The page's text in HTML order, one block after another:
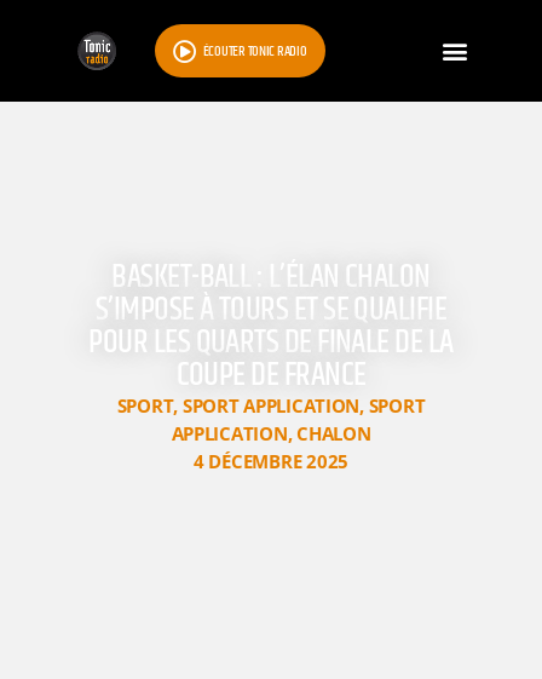
ÉCOUTER TONIC RADIO
BASKET-BALL : L’ÉLAN CHALON
S’IMPOSE À TOURS ET SE QUALIFIE
POUR LES QUARTS DE FINALE DE LA
COUPE DE FRANCE
SPORT, SPORT APPLICATION, SPORT
APPLICATION,CHALON
4 DÉCEMBRE 2025